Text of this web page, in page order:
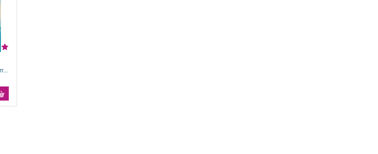
Alberto Colombo|Davide Serra|Gimmi Rizzi|Lorenzo Quadri|Maria Teresa Antognozza